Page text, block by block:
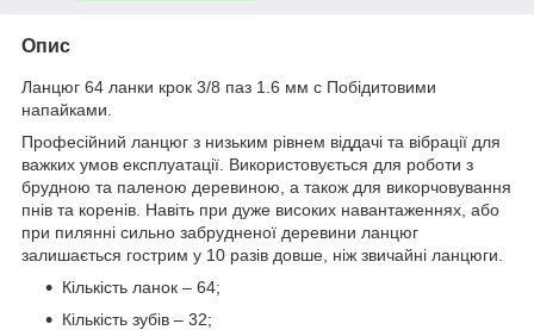
Опис
Ланцюг 64 ланки крок 3/8 паз 1.6 мм c Побідитовими
напайками.
Професійний ланцюг з низьким рівнем віддачі та вібрації для
важких умов експлуатації. Використовується для роботи з
брудною та паленою деревиною, а також для викорчовування
пнів та коренів. Навіть при дуже високих навантаженнях, або
при пилянні сильно забрудненої деревини ланцюг
залишається гострим у 10 разів довше, ніж звичайні ланцюги.
Кількість ланок – 64;
Кількість зубів – 32;